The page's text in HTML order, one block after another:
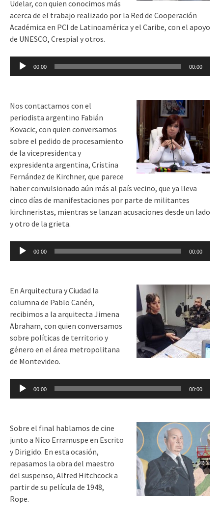
Udelar, con quien conocimos más
acerca de el trabajo realizado por la Red de Cooperación
Académica en PCI de Latinoamérica y el Caribe, con el apoyo
de UNESCO, Crespial y otros.
Reproductor
00:00 00:00
Nos contactamos con el
periodista argentino Fabián
Kovacic, con quien conversamos
sobre el pedido de procesamiento
de la vicepresidenta y
expresidenta argentina, Cristina
Fernández de Kirchner, que parece
haber convulsionado aún más al país vecino, que ya lleva
cinco días de manifestaciones por parte de militantes
kirchneristas, mientras se lanzan acusaciones desde un lado
y otro de la grieta.
Reproductor
00:00 00:00
En Arquitectura y Ciudad la
columna de Pablo Canén,
recibimos a la arquitecta Jimena
Abraham, con quien conversamos
sobre políticas de territorio y
género en el área metropolitana
de Montevideo.
Reproductor
00:00 00:00
Sobre el final hablamos de cine
junto a Nico Erramuspe en Escrito
y Dirigido. En esta ocasión,
repasamos la obra del maestro
del suspenso, Alfred Hitchcock a
partir de su película de 1948,
Rope.